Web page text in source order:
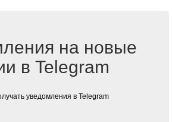
на новые
в Telegram
уведомления в Telegram